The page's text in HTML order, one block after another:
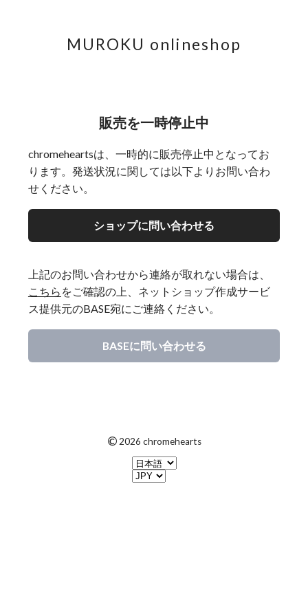
MUROKU onlineshop
販売を一時停止中
chromeheartsは、一時的に販売停止中となってお
ります。発送状況に関しては以下よりお問い合わ
せください。
ショップに問い合わせる
上記のお問い合わせから連絡が取れない場合は、
こちら をご確認の上、ネットショップ作成サービ
ス提供元のBASE宛にご連絡ください。
BASEに問い合わせる
© 2026 chromehearts